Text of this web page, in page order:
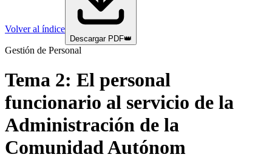
Volver al índice
Descargar PDF👑
Gestión de Personal
Tema 2: El personal
funcionario al servicio de la
Administración de la
Comunidad Autónom